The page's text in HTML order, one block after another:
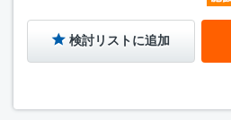
検討リストに追加